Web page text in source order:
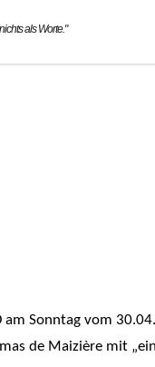
als Worte."
am Sonntag vom
de Maizière mit